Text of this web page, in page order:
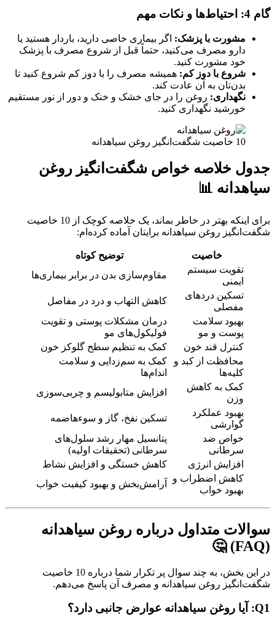
گام 4: احتیاط‌ها و نکات مهم
مشورت با پزشک: اگر بیماری خاصی دارید، باردار هستید یا
دارو مصرف می‌کنید، حتماً قبل از شروع مصرف با پزشک
خود مشورت کنید.
شروع با دوز کم: همیشه مصرف را با دوز کم شروع کنید تا
بدن‌تان به آن عادت کند.
نگهداری: روغن را در جای خشک و خنک و دور از نور مستقیم
خورشید نگهداری کنید.
10 خاصیت شگفت‌انگیز روغن سیاهدانه
جدول خلاصه خواص شگفت‌انگیز روغن
سیاهدانه 📊
برای اینکه بهتر در خاطر بماند، یک خلاصه کوچک از 10 خاصیت
شگفت‌انگیز روغن سیاهدانه برایتان آماده کرده‌ام:
خاصیت
توضیح کوتاه
تقویت سیستم
ایمنی
مقاوم‌سازی بدن در برابر بیماری‌ها
تسکین دردهای
مفصلی
کاهش التهاب و درد در مفاصل
بهبود سلامت
پوست و مو
درمان مشکلات پوستی و تقویت
فولیکول‌های مو
کنترل قند خون
کمک به تنظیم سطح گلوکز خون
محافظت از کبد و
کلیه‌ها
کمک به سم‌زدایی و سلامت
اندام‌ها
کمک به کاهش
وزن
افزایش متابولیسم و چربی‌سوزی
بهبود عملکرد
گوارشی
تسکین نفخ، گاز و سوءهاضمه
خواص ضد
سرطانی
پتانسیل مهار رشد سلول‌های
سرطانی (تحقیقات اولیه)
افزایش انرژی
کاهش خستگی و افزایش نشاط
کاهش اضطراب و
بهبود خواب
آرامش‌بخش و بهبود کیفیت خواب
سوالات متداول درباره روغن سیاهدانه
(FAQ) 🤔
در این بخش، به چند سوال پر تکرار شما درباره 10 خاصیت
شگفت‌انگیز روغن سیاهدانه و مصرف آن پاسخ می‌دهم.
Q1: آیا روغن سیاهدانه عوارض جانبی دارد؟